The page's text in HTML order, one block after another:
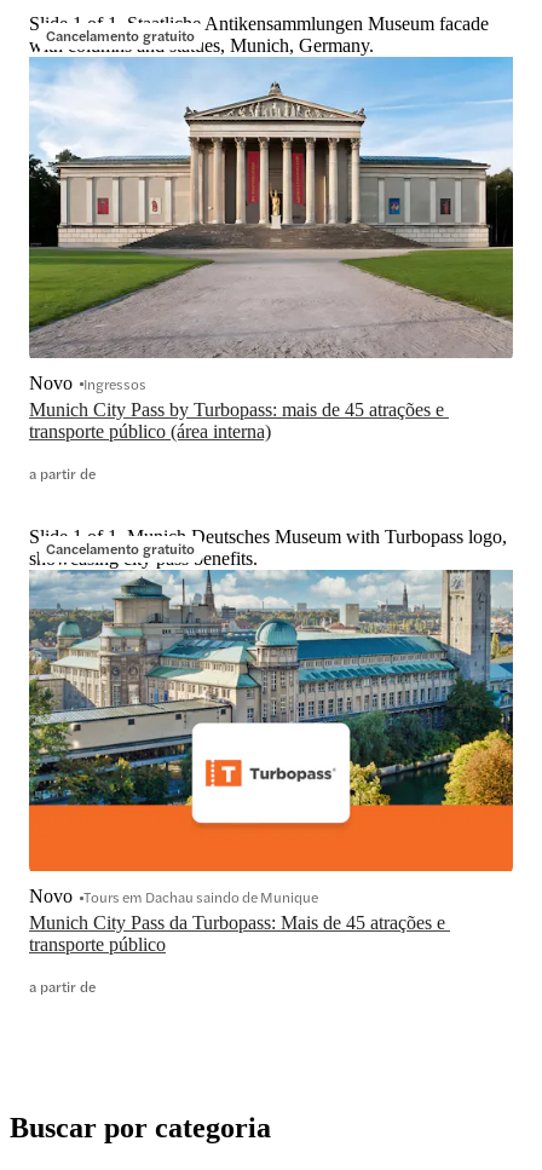
Cancelamento gratuito
Slide 1 of 1, Staatliche Antikensammlungen Museum facade
with columns and statues, Munich, Germany.
Munich City Pass by Turbopass: mais de 45 atrações e
transporte público (área interna)
Novo Ingressos
a partir de
Cancelamento gratuito
Slide 1 of 1, Munich Deutsches Museum with Turbopass logo,
showcasing city pass benefits.
Munich City Pass da Turbopass: Mais de 45 atrações e
transporte público
Novo Tours em Dachau saindo de Munique
a partir de
Buscar por categoria